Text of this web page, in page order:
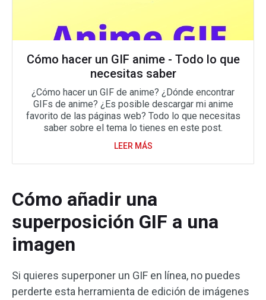
Cómo hacer un GIF anime - Todo lo que
necesitas saber
¿Cómo hacer un GIF de anime? ¿Dónde encontrar
GIFs de anime? ¿Es posible descargar mi anime
favorito de las páginas web? Todo lo que necesitas
saber sobre el tema lo tienes en este post.
LEER MÁS
Cómo añadir una
superposición GIF a una
imagen
Si quieres superponer un GIF en línea, no puedes
perderte esta herramienta de edición de imágenes